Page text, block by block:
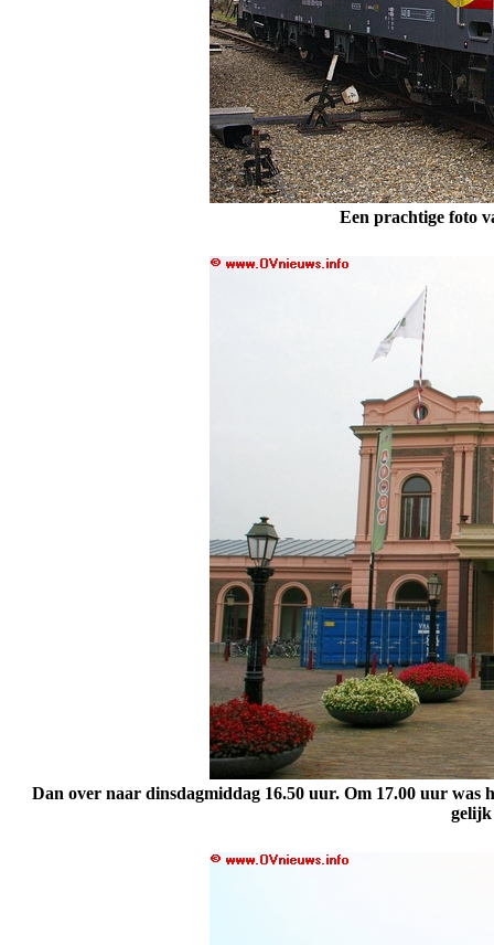
Een prachtige foto
Dan over naar dinsdagmiddag 16.50 uur. Om 17.00 uur was
gelijk